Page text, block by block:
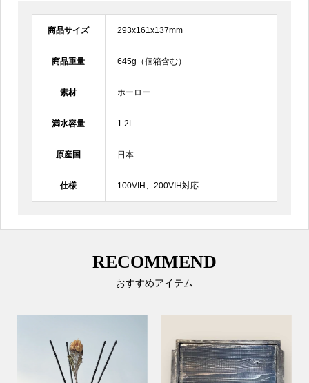
商品サイズ 293x161x137mm
商品重量 645g（個箱含む）
素材 ホーロー
満水容量 1.2L
原産国 日本
仕様 100VIH、200VIH対応
RECOMMEND
おすすめアイテム